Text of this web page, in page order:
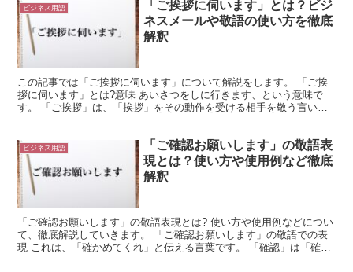
ビジネス用語
「ご挨拶に伺います」とは？ビジ
ネスメールや敬語の使い方を徹底
解釈
この記事では「ご挨拶に伺います」について解説をします。 「ご挨
拶に伺います」とは?意味 あいさつをしに行きます、という意味で
す。 「ご挨拶」は、「挨拶」をその動作を受ける相手を敬う言い方
ビジネス用語
「ご確認お願いします」の敬語表
現とは？使い方や使用例など徹底
解釈
「ご確認お願いします」の敬語表現とは? 使い方や使用例などについ
て、徹底解説していきます。 「ご確認お願いします」の敬語での表
現 これは、「確かめてくれ」と伝える言葉です。 「確認」は「確か